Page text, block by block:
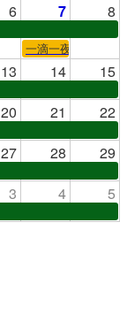
6 7 8
一滴一夜
13 14 15
20 21 22
27 28 29
3 4 5